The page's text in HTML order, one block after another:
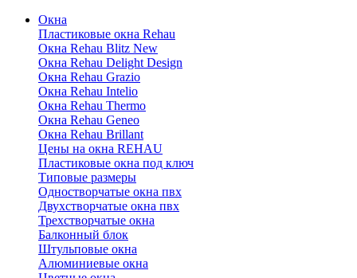
Окна
Пластиковые окна Rehau
Окна Rehau Blitz New
Окна Rehau Delight Design
Окна Rehau Grazio
Окна Rehau Intelio
Окна Rehau Thermo
Окна Rehau Geneo
Окна Rehau Brillant
Цены на окна REHAU
Пластиковые окна под ключ
Типовые размеры
Одностворчатые окна пвх
Двухстворчатые окна пвх
Трехстворчатые окна
Балконный блок
Штульповые окна
Алюминиевые окна